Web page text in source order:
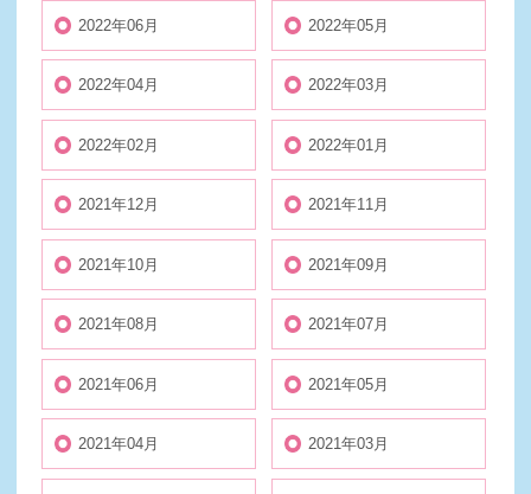
2022年06月 2022年05月
2022年04月 2022年03月
2022年02月 2022年01月
2021年12月 2021年11月
2021年10月 2021年09月
2021年08月 2021年07月
2021年06月 2021年05月
2021年04月 2021年03月